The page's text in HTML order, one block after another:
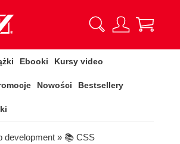
Ebooki Kursy video
Nowości Bestsellery
development » 📚 CSS